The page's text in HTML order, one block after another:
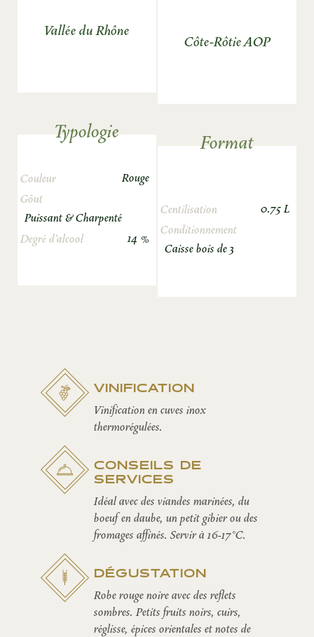
Vallée du Rhône
Côte-Rôtie AOP
Typologie
Couleur
Rouge
Gôut
Puissant & Charpenté
Degré d’alcool
14 %
Format
Centilisation
0.75 L
Conditionnement
Caisse bois de 3
VINIFICATION
Vinification en cuves inox
thermorégulées.
CONSEILS DE
SERVICES
Idéal avec des viandes marinées, du
boeuf en daube, un petit gibier ou des
fromages affinés. Servir à 16-17°C.
DÉGUSTATION
Robe rouge noire avec des reflets
sombres. Petits fruits noirs, cuirs,
réglisse, épices orientales et notes de